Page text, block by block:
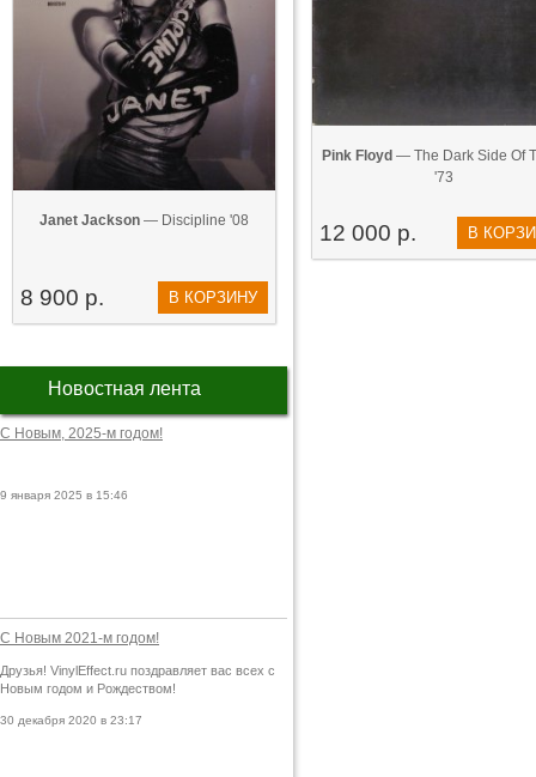
Janet Jackson — Discipline '08
8 900 р. В КОРЗИНУ
Новостная лента
С Новым, 2025-м годом!
9 января 2025 в 15:46
С Новым 2021-м годом!
Друзья! VinylEffect.ru поздравляет вас всех с
Новым годом и Рождеством!
30 декабря 2020 в 23:17
Pink Floyd — The Dark Side Of
'73
12 000 р. В